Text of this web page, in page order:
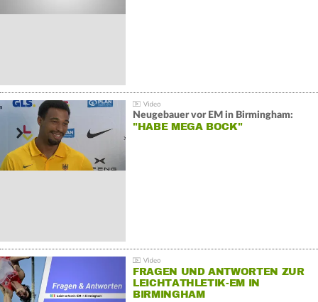
Neugebauer vor EM in Birmingham:
"HABE MEGA BOCK"
FRAGEN UND ANTWORTEN ZUR
LEICHTATHLETIK-EM IN
BIRMINGHAM